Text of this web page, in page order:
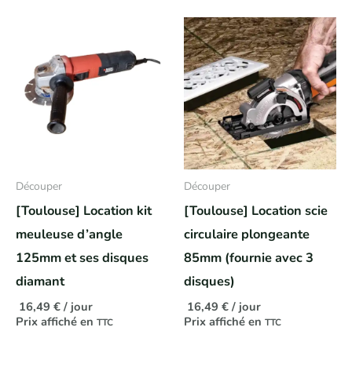
Découper
[Toulouse] Location kit
meuleuse d’angle
125mm et ses disques
diamant
16,49 € / jour
Prix affiché en TTC
Découper
[Toulouse] Location scie
circulaire plongeante
85mm (fournie avec 3
disques)
16,49 € / jour
Prix affiché en TTC